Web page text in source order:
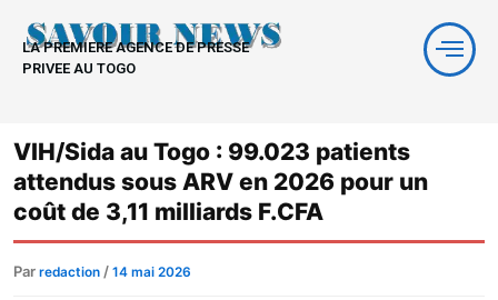
contenu
LA PREMIERE AGENCE DE PRESSE
PRIVEE AU TOGO
VIH/Sida au Togo : 99.023 patients
attendus sous ARV en 2026 pour un
coût de 3,11 milliards F.CFA
Par redaction / 14 mai 2026